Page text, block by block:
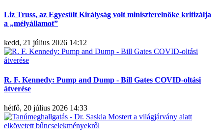
Liz Truss, az Egyesült Királyság volt miniszterelnöke kritizálja
a „mélyállamot”
kedd, 21 július 2026 14:12
R. F. Kennedy: Pump and Dump - Bill Gates COVID-oltási
átverése
hétfő, 20 július 2026 14:33